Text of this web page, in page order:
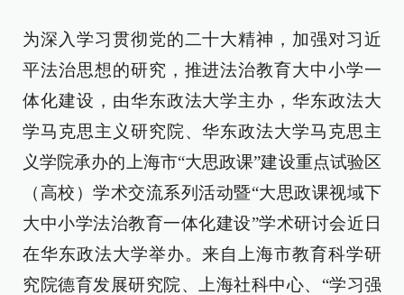
为深入学习贯彻党的二十大精神，加强对习近
平法治思想的研究，推进法治教育大中小学一
体化建设，由华东政法大学主办，华东政法大
学马克思主义研究院、华东政法大学马克思主
义学院承办的上海市“大思政课”建设重点试验区
（高校）学术交流系列活动暨“大思政课视域下
大中小学法治教育一体化建设”学术研讨会近日
在华东政法大学举办。来自上海市教育科学研
究院德育发展研究院、上海社科中心、“学习强